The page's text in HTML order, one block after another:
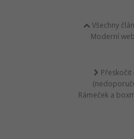
Všechny
Moderní
Přeskočit
Rámeček a